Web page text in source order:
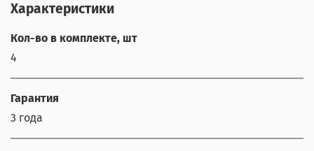
Характеристики
Кол-во в комплекте, шт
4
Гарантия
3 года